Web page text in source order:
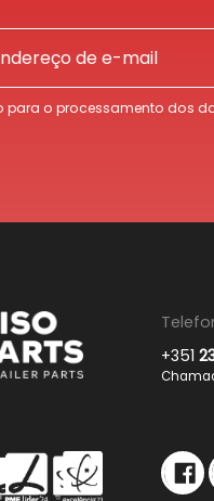
para o processamento dos
+351